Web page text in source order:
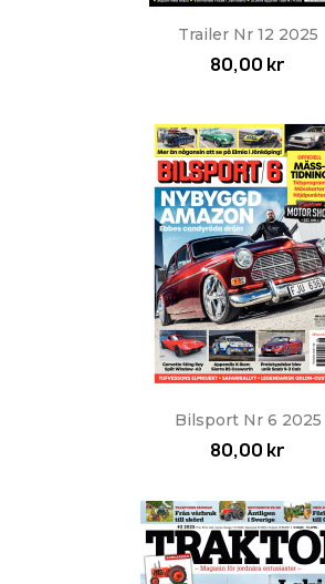
Trailer Nr 12 2025
80,00 kr
Bilsport Nr 6 2025
80,00 kr